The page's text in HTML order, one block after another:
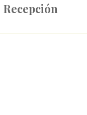
Recepción